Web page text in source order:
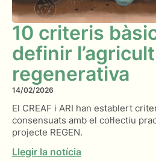
10 criteris
definir
regenerativa
14/02/2026
El CREAF i ARI han establert
consensuats amb el col·lectiu
projecte REGEN.
Llegir la notícia